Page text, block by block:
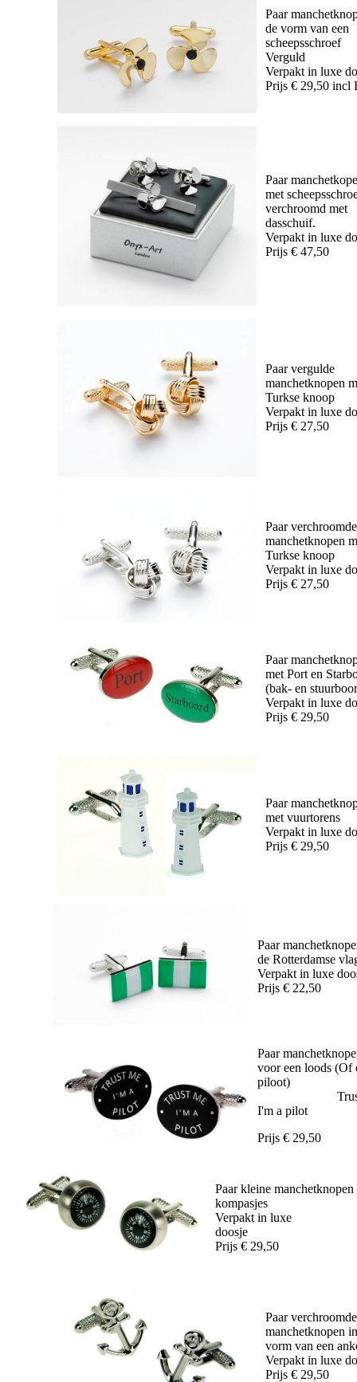
Paar
de vorm van een
scheepsschroef
Verguld
Verpakt in luxe
Prijs € 29,50 incl
Paar
met
verchroomd met
dasschuif.
Verpakt in luxe
Prijs € 47,50
Paar vergulde
manchetknopen
Turkse knoop
Verpakt in luxe
Prijs € 27,50
Paar verchroomde
manchetknopen
Turkse knoop
Verpakt in luxe
Prijs € 27,50
Paar
met Port en
(bak- en
Verpakt in luxe
Prijs € 29,50
Paar
met vuurtorens
Verpakt in luxe
Prijs € 29,50
Paar
de Rotterdamse
Verpakt in luxe
Prijs € 22,50
Paar
voor een loods (Of
piloot)
Trust
I'm a pilot
Prijs € 29,50
Paar kleine manchetknopen
kompasjes
Verpakt in luxe
Prijs € 29,50
Paar verchroomde
manchetknopen
vorm van een
Verpakt in luxe
Prijs € 29,50